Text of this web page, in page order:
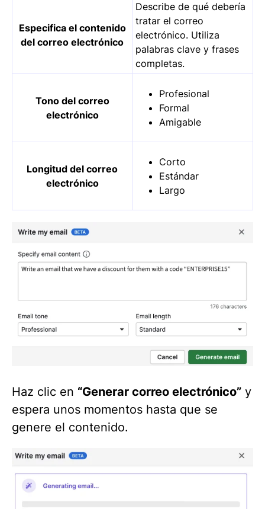
Especifica el contenido
del correo electrónico
Describe de qué debería
tratar el correo
electrónico. Utiliza
palabras clave y frases
completas.
Tono del correo
electrónico
Profesional
Formal
Amigable
Longitud del correo
electrónico
Corto
Estándar
Largo
Haz clic en “Generar correo electrónico” y
espera unos momentos hasta que se
genere el contenido.